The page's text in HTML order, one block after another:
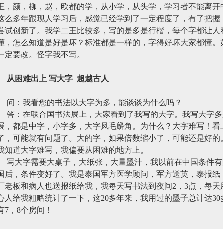
，颜，柳，赵，欧都的学，从小学，从头学，学习者不能离
么多年跟现人学习后，感觉已经学到了一定程度了，有了把
试创新了。我学二王比较多，写的是多是行楷，每个字都让
，怎么知道是好是坏？标准都是一样的，字得好坏大家都懂
定要改。怪字我不写。
从困难出上 写大字 超越古人
问：我看您的书法以大字为多，能谈谈为什么吗？
答：在联合国书法展上，大家看到了我写的大字。我写大字
，都是中字，小字多，大字凤毛麟角。为什么？大字难写！
，可能就有问题了。大的字，如果倍数缩小了，可能还是好
知道大字难写，我偏要从困难的地方上。
写大字需要大桌子，大纸张，大量墨汁，我以前在中国条件
后，条件变好了。我是泰国军方医学顾问，军方送英，泰报
老板和病人也送报纸给我，我每天写书法到夜间2 ， 3点，每天
人给我粗略统计了一下，这20多年来，我用过的墨子总计达30
7 ， 8个房间！